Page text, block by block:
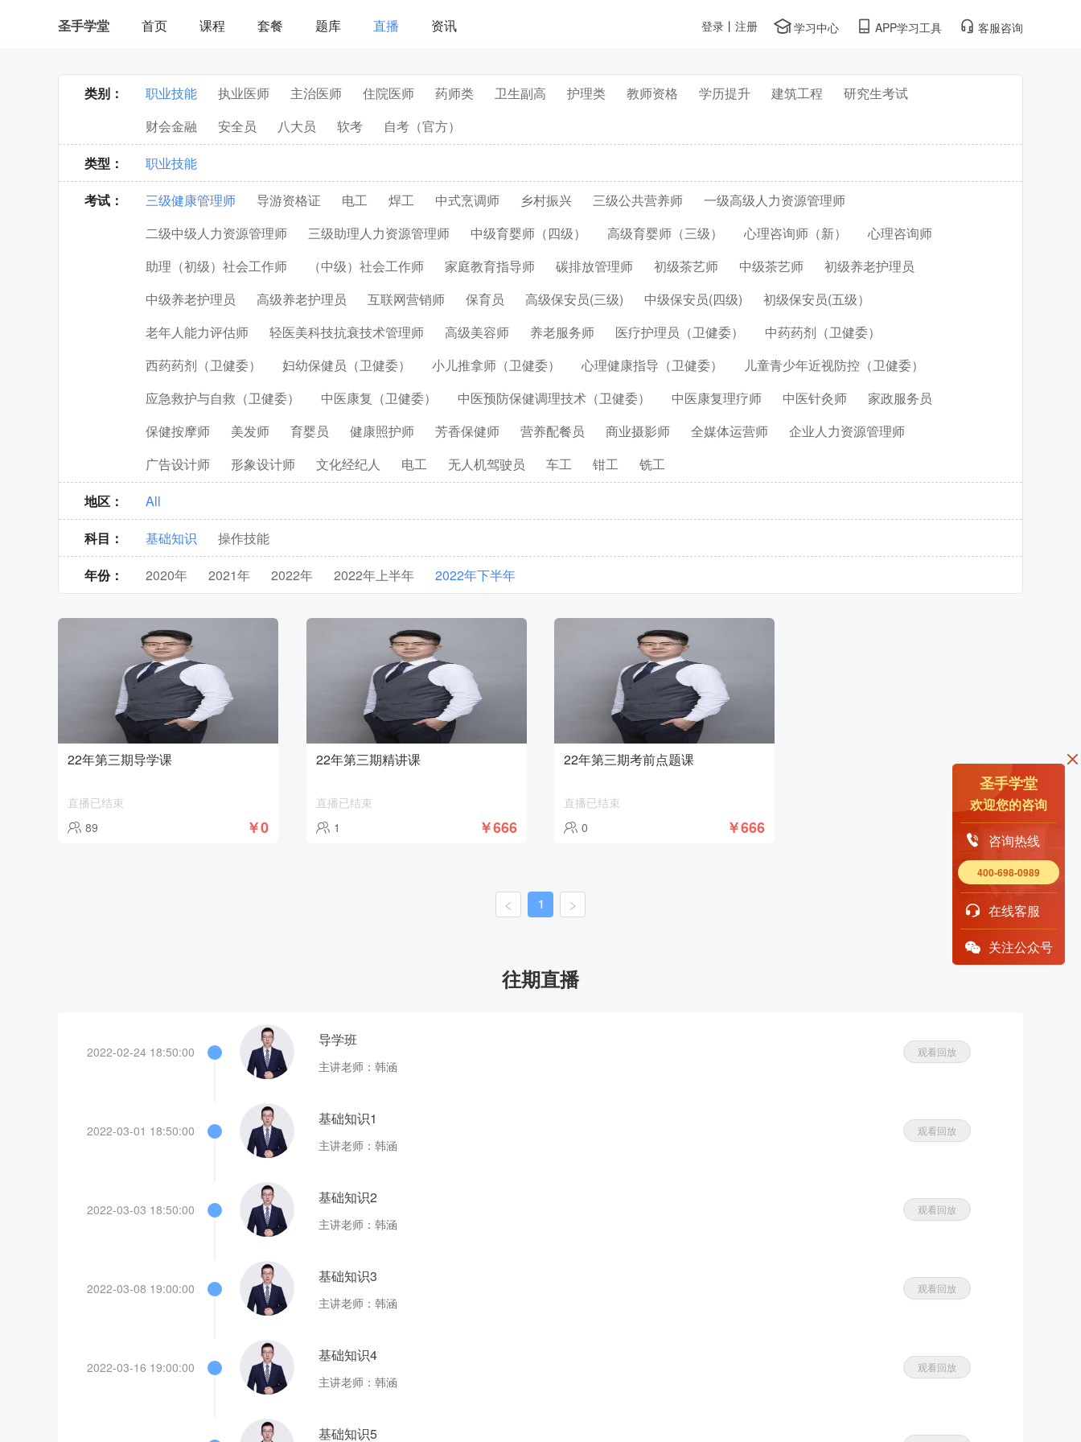
圣手学堂 首页 课程 套餐 题库 直播 资讯 登录 丨 注册 学习中心 APP学习工具 客服咨询
| 用户登录
类别： 职业技能 执业医师 主治医师 住院医师 药师类 卫生副高 护理类 教师资格 学历提升 建筑工程
研究生考试
财会金融
安全员 八大员 软考
自考（官方）
类型：
职业技能
考试 ： 三级健康管理师 导游资格证 电工 焊工 中式烹调师 乡村振兴 三级公共营养师
一级高级人力资源管理师
二级中级人力资源管理师
三级助理人力资源管理师 中级育婴师（四级） 高级育婴师（三级） 心理咨询师（新）
心理咨询师
助理（初级）社会工作师
（中级）社会工作师 家庭教育指导师 碳排放管理师 初级茶艺师 中级茶艺师
初级养老护理员
中级养老护理员
高级养老护理员 互联网营销师 保育员 高级保安员(三级) 中级保安员(四级)
初级保安员(五级）
老年人能力评估师
轻医美科技抗衰技术管理师 高级美容师 养老服务师 医疗护理员（卫健委）
中药药剂（卫健委）
西药药剂（卫健委）
妇幼保健员（卫健委） 小儿推拿师（卫健委） 心理健康指导（卫健委）
儿童青少年近视防控（卫健委）
应急救护与自救（卫健委）
中医康复（卫健委） 中医预防保健调理技术（卫健委） 中医康复理疗师 中医针灸师
家政服务员
保健按摩师
美发师 育婴员 健康照护师 芳香保健师 营养配餐员 商业摄影师 全媒体运营师
企业人力资源管理师
广告设计师
形象设计师 文化经纪人 电工 无人机驾驶员 车工 钳工
铣工
地区：
All
科目：
基础知识
操作技能
年份：
2020年 2021年 2022年 2022年上半年 2022年下半年
22年第三期导学课
直播已结束
89 ￥0
22年第三期精讲课
直播已结束
1 ￥666
22年第三期考前点题课
直播已结束
0 ￥666
1
往期直播
导学班
主讲老师： 韩涵
观看回放
2022-02-24 18:50:00
基础知识1
主讲老师： 韩涵
观看回放
2022-03-01 18:50:00
基础知识2
主讲老师： 韩涵
观看回放
2022-03-03 18:50:00
基础知识3
主讲老师： 韩涵
观看回放
2022-03-08 19:00:00
基础知识4
主讲老师： 韩涵
观看回放
2022-03-16 19:00:00
基础知识5
圣手学堂
欢迎您的咨询
咨询热线
400-698-0989
在线客服
关注公众号